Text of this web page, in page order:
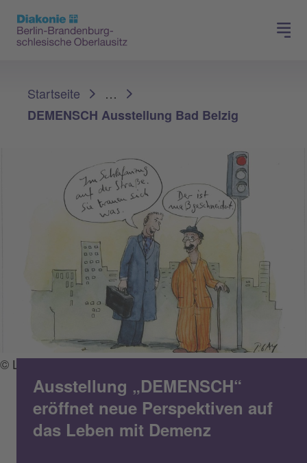
Presse
Startseite
…
DEMENSCH Ausstellung Bad Belzig
© Lafim-Diakonie
Ausstellung „DEMENSCH“
eröffnet neue Perspektiven auf
das Leben mit Demenz